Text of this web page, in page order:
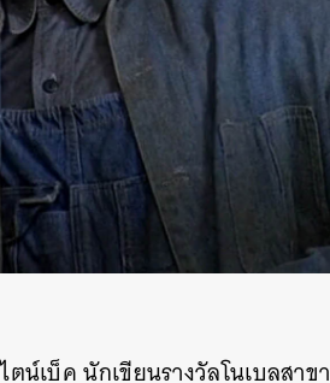
ตน์เบ็คนักเขียนรางวัลโนเบลสาขา